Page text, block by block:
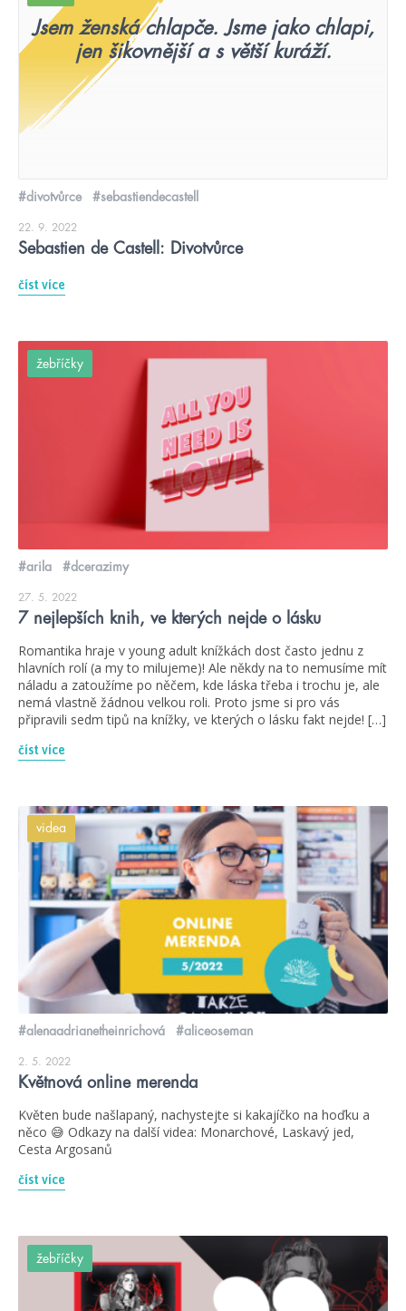
Jsem ženská chlapče. Jsme jako chlapi,
jen šikovnější a s větší kuráží.
#divotvůrce #sebastiendecastell
22. 9. 2022
Sebastien de Castell: Divotvůrce
číst více
žebříčky
#arila #dcerazimy
27. 5. 2022
7 nejlepších knih, ve kterých nejde o lásku
Romantika hraje v young adult knížkách dost často jednu z
hlavních rolí (a my to milujeme)! Ale někdy na to nemusíme mít
náladu a zatoužíme po něčem, kde láska třeba i trochu je, ale
nemá vlastně žádnou velkou roli. Proto jsme si pro vás
připravili sedm tipů na knížky, ve kterých o lásku fakt nejde! […]
číst více
videa
#alenaadrianetheinrichová #aliceoseman
2. 5. 2022
Květnová online merenda
Květen bude našlapaný, nachystejte si kakajíčko na hoďku a
něco 😅 Odkazy na další videa: Monarchové, Laskavý jed,
Cesta Argosanů
číst více
žebříčky